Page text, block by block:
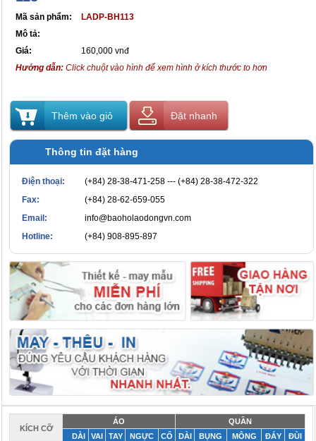
Mã sản phẩm:
LADP-BH113
Mô tả:
Giá:
160,000 vnđ
Hướng dẫn: Click chuột vào hình để xem hình ở kích thước to hơn
Thêm vào giỏ Đặt nhanh
Thông tin đặt hàng
Điện thoại:
(+84) 28-38-471-258 --- (+84) 28-38-472-322
Fax:
(+84) 28-62-659-055
Email:
info@baoholaodongvn.com
Hotline:
(+84) 908-895-897
KÍCH CỠ
ÁO
QUẦN
DÀI
VAI TAY NGỰC CỔ DÀI BỤNG MÔNG ĐÁY
ĐÙI